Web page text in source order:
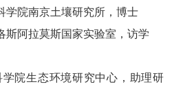
学院南京土壤研究所，博士
斯阿拉莫斯国家实验室，访学
学院生态环境研究中心，助理研